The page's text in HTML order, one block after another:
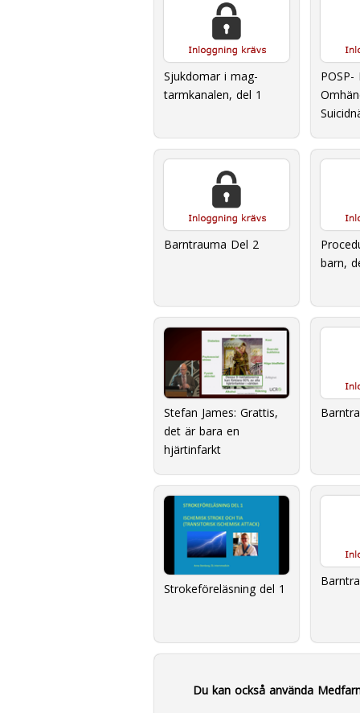
Sjukdomar i mag-
tarmkanalen, del 1
Barntrauma Del 2
barn,
Stefan James: Grattis,
det är bara en
hjärtinfarkt
Strokeföreläsning del 1
Du kan också använda